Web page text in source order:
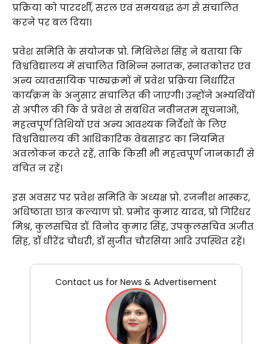
प्रक्रिया को पारदर्शी, सरल एवं समयबद्ध ढंग से संचालित
करने पर बल दिया।
प्रवेश समिति के संयोजक प्रो. मिथिलेश सिंह ने बताया कि
विश्वविद्यालय में संचालित विभिन्न स्नातक, स्नातकोत्तर एवं
अन्य व्यावसायिक पाठ्यक्रमों में प्रवेश प्रक्रिया निर्धारित
कार्यक्रम के अनुसार संचालित की जाएगी। उन्होंने अभ्यर्थियों
से अपील की कि वे प्रवेश से संबंधित नवीनतम सूचनाओं,
महत्वपूर्ण तिथियों एवं अन्य आवश्यक निर्देशों के लिए
विश्वविद्यालय की आधिकारिक वेबसाइट का नियमित
अवलोकन करते रहें, ताकि किसी भी महत्वपूर्ण जानकारी से
वंचित न रहें।
इस अवसर पर प्रवेश समिति के अध्यक्ष प्रो. रजनीश भास्कर,
अधिष्ठाता छात्र कल्याण प्रो. प्रमोद कुमार यादव, प्रो गिरिधर
मिश्र, कुलसचिव डॉ. विनोद कुमार सिंह, उपकुलसचिव अजीत
सिंह, डॉ धीरेंद्र चौधरी, डॉ सुजीत चौरसिया आदि उपस्थित रहें।
Contact us for News & Advertisement